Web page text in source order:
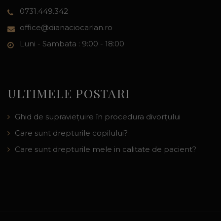
0731.449.342
office@dianaciocarlan.ro
Luni - Sambata : 9:00 - 18:00
ULTIMELE POSTARI
Ghid de supraviețuire în procedura divorțului
Care sunt drepturile copilului?
Care sunt drepturile mele in calitate de pacient?